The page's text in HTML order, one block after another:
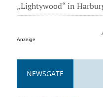
„Lightywood“ in
Anzeige
NEWSGATE